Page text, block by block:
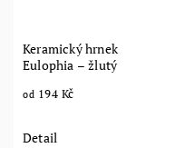
Keramický hrnek
Eulophia – žlutý
od 194 Kč
Detail